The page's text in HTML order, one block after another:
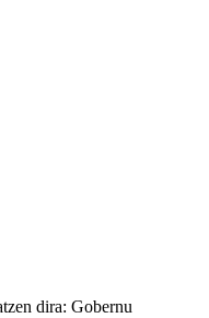
dira: Gobernu